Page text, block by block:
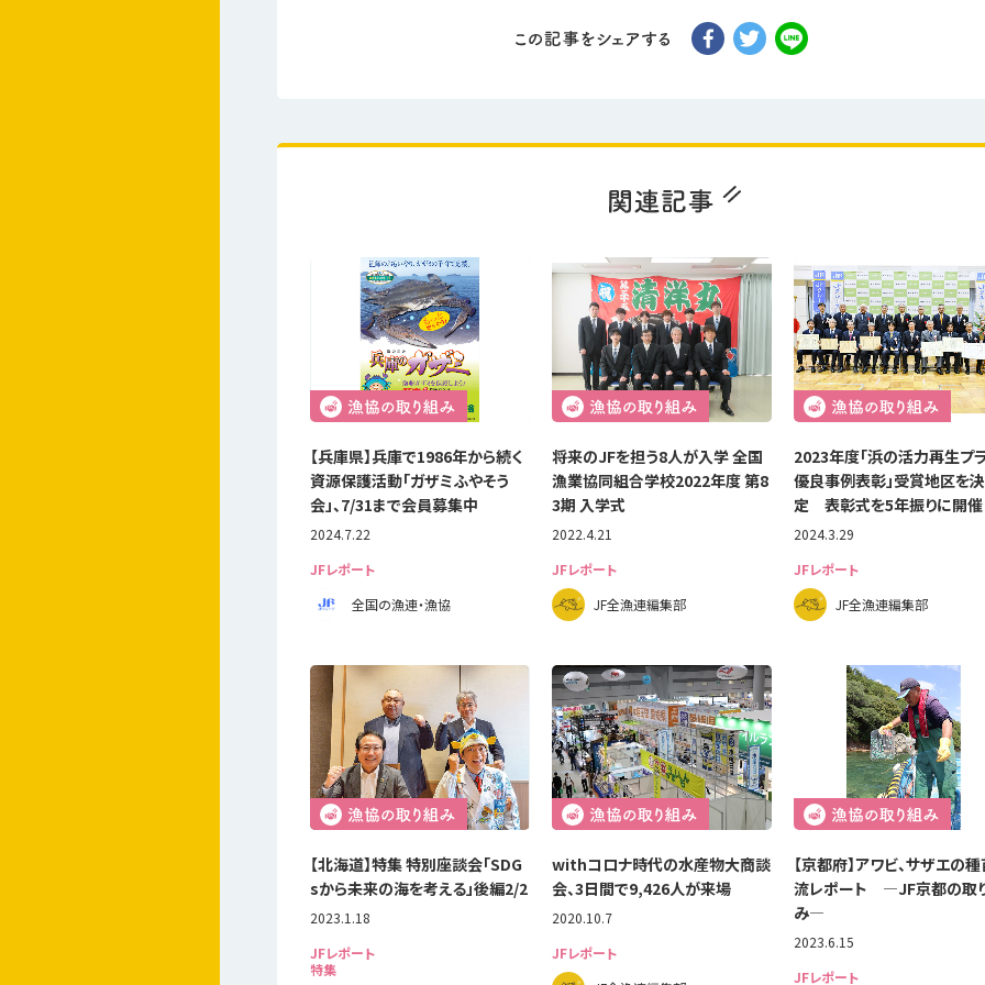
【兵庫県】兵庫で1986年から続く
資源保護活動「ガザミふやそう
会」、7/31まで会員募集中
2024.7.22
JFレポート
全国の漁連・漁協
将来のJFを担う8人が入学 全国
漁業協同組合学校2022年度 第8
3期 入学式
2022.4.21
JFレポート
JF全漁連編集部
2023年度「浜の活力再生プ
優良事例表彰」受賞地区を決
定 表彰式を5年振りに開催
2024.3.29
JFレポート
JF全漁連編集部
【北海道】特集 特別座談会「SDG
sから未来の海を考える」後編2/2
2023.1.18
JFレポート
特集
withコロナ時代の水産物大商談
会、3日間で9,426人が来場
2020.10.7
JFレポート
【京都府】アワビ、サザエの
流レポート ―JF京都の取
み―
2023.6.15
JFレポート